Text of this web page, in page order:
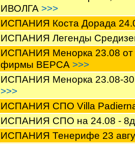
ИВОЛГА >>>
ИСПАНИЯ Коста Дорада
ИСПАНИЯ Легенды
ИСПАНИЯ Менорка 23.08 от
фирмы ВЕРСА >>>
ИСПАНИЯ Менорка 23.08-
>>>
ИСПАНИЯ СПО Villa
ИСПАНИЯ СПО на 24.08 -
ИСПАНИЯ Тенерифе 23